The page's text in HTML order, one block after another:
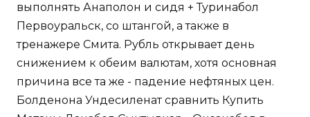
выполнять Анаполон и сидя + Туринабол
Первоуральск, со штангой, а также в
тренажере Смита. Рубль открывает день
снижением к обеим валютам, хотя основная
причина все та же - падение нефтяных цен.
Болденона Ундесиленат сравнить Купить